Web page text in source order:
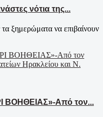
νότια της...
ξημερώματα να επιβαίνουν
ΒΟΗΘΕΙΑΣ»-Από τον...